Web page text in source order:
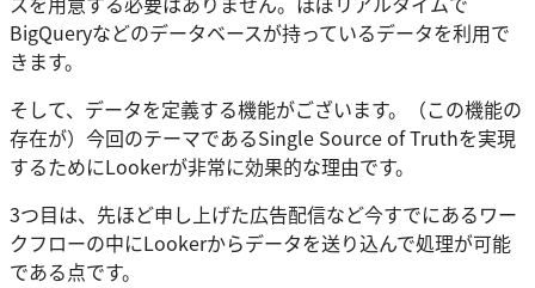
BigQueryなどのデータベースが持っているデータを利用で
きます。
そして、データを定義する機能がございます。（この機能の
存在が）今回のテーマであるSingle Source of Truthを実現
するためにLookerが非常に効果的な理由です。
3つ目は、先ほど申し上げた広告配信など今すでにあるワー
クフローの中にLookerからデータを送り込んで処理が可能
である点です。